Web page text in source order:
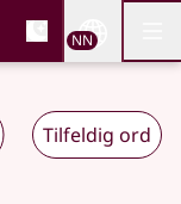
og
NN
Tilfeldig ord